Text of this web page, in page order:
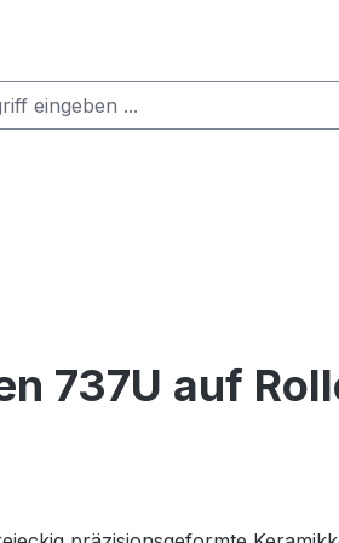
737U auf